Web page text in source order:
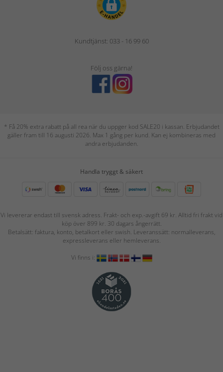
Kundtjänst: 033 - 16 99 60
Följ oss gärna!
* Få 20% extra rabatt på all rea när du uppger kod SALE20 i kassan. Erbjudandet
gäller fram till 16 augusti 2026. Max 1 gång per kund. Kan ej kombineras med
andra erbjudanden.
Handla tryggt & säkert
Vi levererar endast till svensk adress. Frakt- och exp.-avgift 69 kr. Alltid fri frakt vid
köp över 899 kr. 30 dagars ångerrätt.
Betalsätt: faktura, konto, betalkort eller swish. Leveranssätt: normalleverans,
expressleverans eller hemleverans.
Vi finns i: